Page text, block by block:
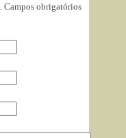
Campos obrigatórios